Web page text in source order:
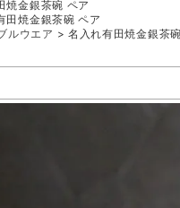
焼金銀茶碗 ペア
田焼金銀茶碗 ペア
ルウエア 名入れ有田焼金銀茶